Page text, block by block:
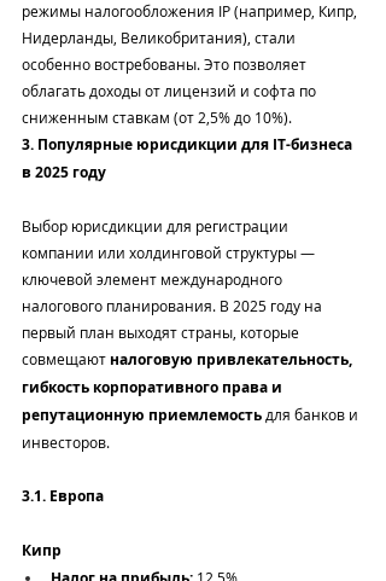
режимы налогообложения IP (например, Кипр,
Нидерланды, Великобритания), стали
особенно востребованы. Это позволяет
облагать доходы от лицензий и софта по
сниженным ставкам (от 2,5% до 10%).
3. Популярные юрисдикции для IT-бизнеса
в 2025 году
Выбор юрисдикции для регистрации
компании или холдинговой структуры —
ключевой элемент международного
налогового планирования. В 2025 году на
первый план выходят страны, которые
совмещают налоговую привлекательность,
гибкость корпоративного права и
репутационную приемлемость для банков и
инвесторов.
3.1. Европа
Кипр